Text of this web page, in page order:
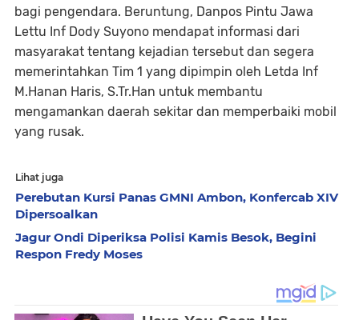
bagi pengendara. Beruntung, Danpos Pintu Jawa
Lettu Inf Dody Suyono mendapat informasi dari
masyarakat tentang kejadian tersebut dan segera
memerintahkan Tim 1 yang dipimpin oleh Letda Inf
M.Hanan Haris, S.Tr.Han untuk membantu
mengamankan daerah sekitar dan memperbaiki mobil
yang rusak.
Lihat juga
Perebutan Kursi Panas GMNI Ambon, Konfercab XIV
Dipersoalkan
Jagur Ondi Diperiksa Polisi Kamis Besok, Begini
Respon Fredy Moses